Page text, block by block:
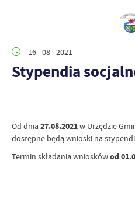
16 - 08 - 2021
Stypendia
Od dnia 27.08.2021w Urzędzie
dostępne będą wnioski na
Termin składania wnioskówod